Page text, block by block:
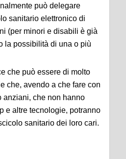
può delegare
sanitario elettronico di
(per minori e disabili è già
la possibilità di una o più
che può essere di molto
che, avendo a che fare con
anziani, che non hanno
e altre tecnologie, potranno
sanitario dei loro cari.